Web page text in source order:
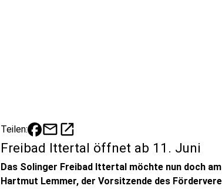
Teilen: mailopen_in_new
Freibad Ittertal öffnet ab 11. Juni
Das Solinger Freibad Ittertal möchte nun doch
Hartmut Lemmer, der Vorsitzende des